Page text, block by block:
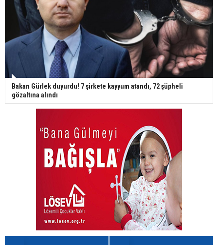
Bakan Gürlek duyurdu! 7 şirkete kayyum atandı, 72 şüpheli
gözaltına alındı